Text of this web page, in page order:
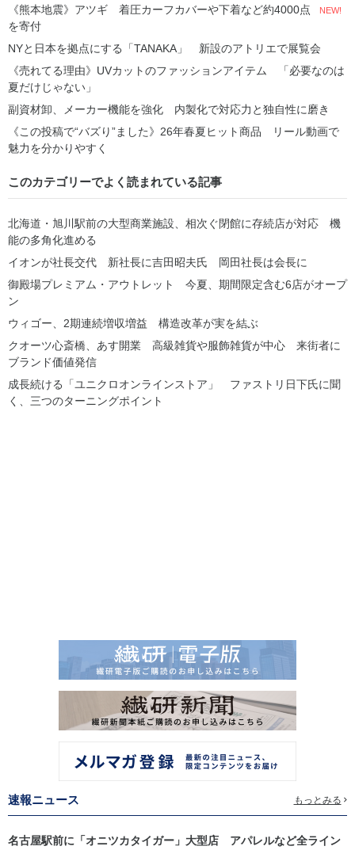
《熊本地震》アツギ 着圧カーフカバーや下着など約4000点
を寄付
NEW!
NYと日本を拠点にする「TANAKA」 新設のアトリエで展覧会
《売れてる理由》UVカットのファッションアイテム 「必要なのは
夏だけじゃない」
副資材卸、メーカー機能を強化 内製化で対応力と独自性に磨き
《この投稿で“バズり”ました》26年春夏ヒット商品 リール動画で
魅力を分かりやすく
このカテゴリーでよく読まれている記事
北海道・旭川駅前の大型商業施設、相次ぐ閉館に存続店が対応 機
能の多角化進める
イオンが社長交代 新社長に吉田昭夫氏 岡田社長は会長に
御殿場プレミアム・アウトレット 今夏、期間限定含む6店がオープ
ン
ウィゴー、2期連続増収増益 構造改革が実を結ぶ
クオーツ心斎橋、あす開業 高級雑貨や服飾雑貨が中心 来街者に
ブランド価値発信
成長続ける「ユニクロオンラインストア」 ファストリ日下氏に聞
く、三つのターニングポイント
速報ニュース もっとみる
名古屋駅前に「オニツカタイガー」大型店 アパレルなど全ライン